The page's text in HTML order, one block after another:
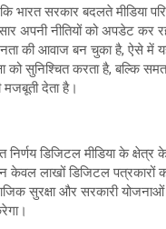
भारत सरकार बदलते मीडिया
अपनी नीतियों को अपडेट कर
की आवाज बन चुका है, ऐसे में
को सुनिश्चित करता है, बल्कि
मजबूती देता है।
डिजिटल मीडिया के क्षेत्र
न केवल लाखों डिजिटल पत्रकारों
सुरक्षा और सरकारी